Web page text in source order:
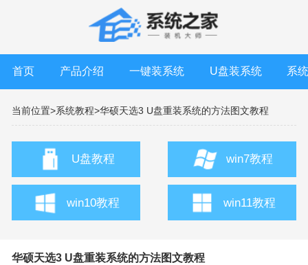
首页 产品介绍 一键装系统 U盘装系统 系
当前位置>系统教程>华硕天选3 U盘重装系统的方法图文教程
U盘教程 win7教程
win10教程 win11教程
华硕天选3 U盘重装系统的方法图文教程